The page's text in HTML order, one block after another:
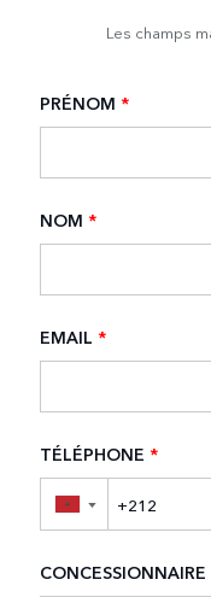
Les champs
PRÉNOM *
NOM *
EMAIL *
TÉLÉPHONE *
▼
CONCESSIONNAIRE